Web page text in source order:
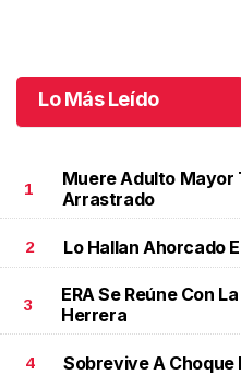
Lo Más Leído
1
Muere Adulto Mayor
Arrastrado
2 Lo Hallan Ahorcado
3
ERA Se Reúne Con
Herrera
4 Sobrevive A